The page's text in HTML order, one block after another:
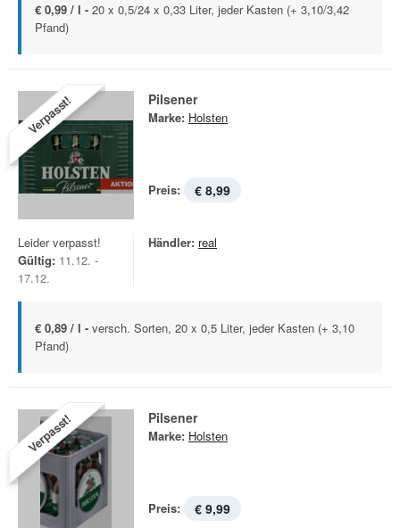
€ 0,99 / l - 20 x 0,5/24 x 0,33 Liter, jeder Kasten (+ 3,10/3,42
Pfand)
Verpasst! Pilsener
Marke: Holsten
Preis: € 8,99
Leider verpasst!
Gültig: 11.12. -
17.12.
Händler: real
€ 0,89 / l - versch. Sorten, 20 x 0,5 Liter, jeder Kasten (+ 3,10
Pfand)
Verpasst! Pilsener
Marke: Holsten
Preis: € 9,99